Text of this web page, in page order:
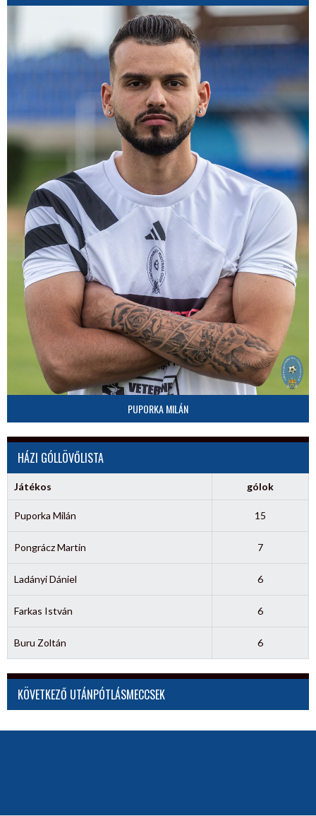
PUPORKA MILÁN
HÁZI GÓLLÖVŐLISTA
Játékos gólok
Puporka Milán 15
Pongrácz Martin 7
Ladányi Dániel 6
Farkas István 6
Buru Zoltán 6
KÖVETKEZŐ UTÁNPÓTLÁSMECCSEK